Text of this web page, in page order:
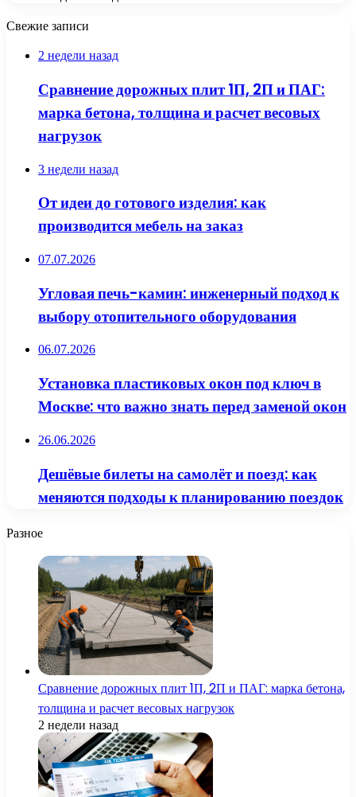
Свежие записи
2 недели назад
Сравнение дорожных плит 1П, 2П и ПАГ:
марка бетона, толщина и расчет весовых
нагрузок
3 недели назад
От идеи до готового изделия: как
производится мебель на заказ
07.07.2026
Угловая печь-камин: инженерный подход к
выбору отопительного оборудования
06.07.2026
Установка пластиковых окон под ключ в
Москве: что важно знать перед заменой окон
26.06.2026
Дешёвые билеты на самолёт и поезд: как
меняются подходы к планированию поездок
Разное
Сравнение дорожных плит 1П, 2П и ПАГ: марка бетона,
толщина и расчет весовых нагрузок
2 недели назад